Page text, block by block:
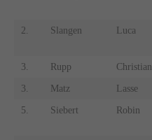
2. Slangen Luca
3. Rupp Christian
3. Matz Lasse
5. Siebert Robin